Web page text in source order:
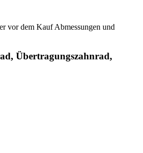
vor dem Kauf Abmessungen und
Übertragungszahnrad,